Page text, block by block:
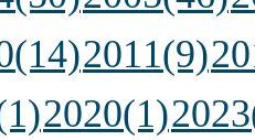
2011(9)
2020(1)